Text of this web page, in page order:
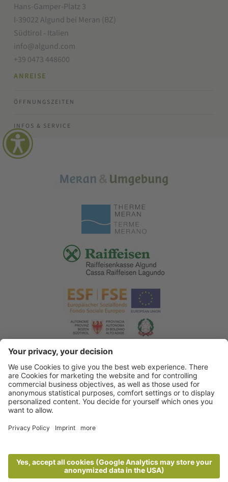
Hans-Gamper-Platz 3
I-39022 Algund bei Meran (BZ)
Südtirol - Italien
info@algund.com
+39 0473 448600
ANREISE
ÖFFNUNGSZEITEN
INFOS & SERVICE
© 2026 Tourismusverein Algund . Impressum .
Datenschutzerklärung . Barrierefreiheitserklärung . Sitemap .
Cookie Einstellungen